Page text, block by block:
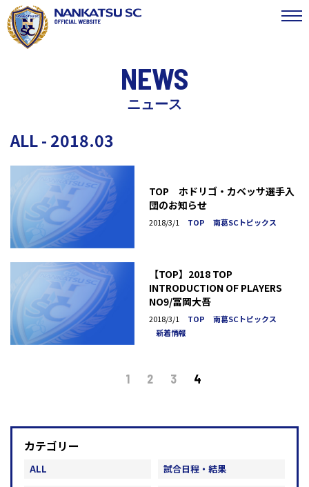
NEWS
ニュース
ALL - 2018.03
TOP ホドリゴ・カベッサ選手入
団のお知らせ
2018/3/1 TOP 南葛SCトピックス
【TOP】2018 TOP
INTRODUCTION OF PLAYERS
NO9/冨岡大吾
2018/3/1 TOP
南葛SCトピックス
新着情報
1 2 3 4
カテゴリー
ALL
試合日程・結果